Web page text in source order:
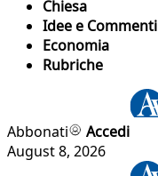
Chiesa
Idee e Commenti
Economia
Rubriche
Abbonati
Accedi
August 8, 2026